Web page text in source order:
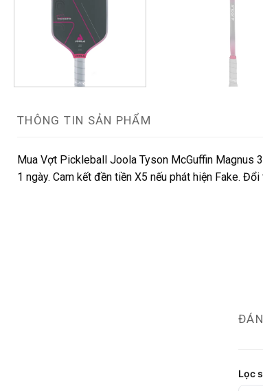
THÔNG TIN SẢN PHẨM
Mua Vợt Pickleball Joola Tyson McGuffin Magnus
1 ngày. Cam kết đền tiền X5 nếu phát hiện Fake.
Lọc